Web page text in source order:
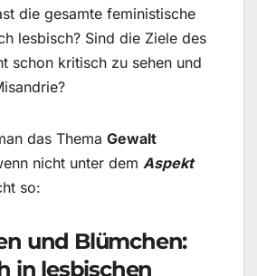
die gesamte feministische
lesbisch? Sind die Ziele des
schon kritisch zu sehen und
das Thema Gewalt
nicht unter dem Aspekt
so:
und Blümchen:
in lesbischen